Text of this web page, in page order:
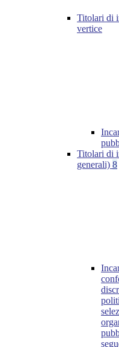
Titolari di
vertice
Titolari di
generali) 8